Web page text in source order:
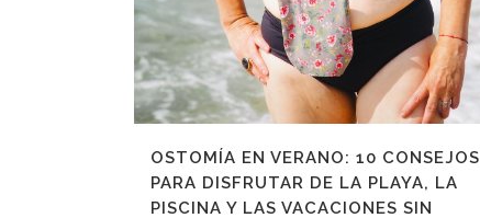
OSTOMÍA EN VERANO: 10 CONSEJOS
PARA DISFRUTAR DE LA PLAYA, LA
PISCINA Y LAS VACACIONES SIN